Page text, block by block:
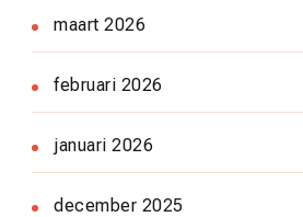
maart 2026
februari 2026
januari 2026
december 2025